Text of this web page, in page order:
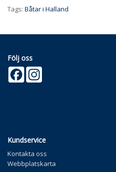
Tags: Båtar i Halland
Följ oss
Facebook
Kundservice
Kontakta oss
Webbplatskarta